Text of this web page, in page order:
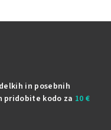
in posebnih
pridobite kodo za 10 €